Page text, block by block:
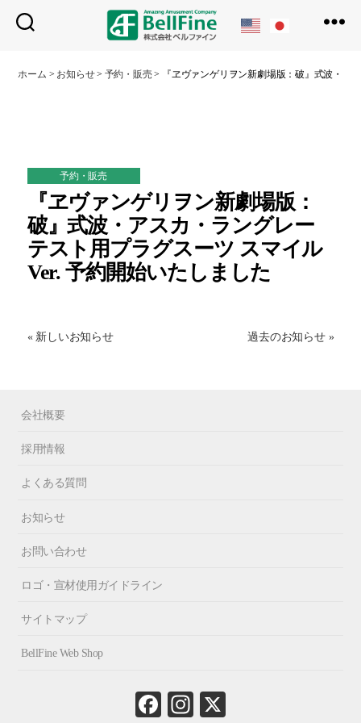
フ
ホーム > お知らせ> 予約・販売> 『ヱヴァンゲリヲン新劇場版：破』式波・ア
予約・販売
『ヱヴァンゲリヲン新劇場版：
破』式波・アスカ・ラングレー
テスト用プラグスーツ スマイル
Ver. 予約開始いたしました
« 新しいお知らせ 過去のお知らせ »
会社概要
採用情報
よくある質問
お知らせ
お問い合わせ
ロゴ・宣材使用ガイドライン
サイトマップ
BellFine Web Shop
Fa
ce
In
st